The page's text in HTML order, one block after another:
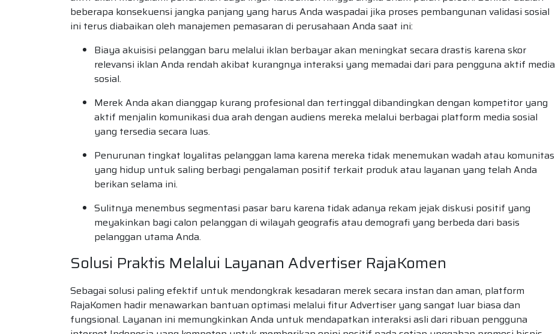
beberapa konsekuensi jangka panjang yang harus Anda waspadai jika proses pembangunan validasi sosial
ini terus diabaikan oleh manajemen pemasaran di perusahaan Anda saat ini:
Biaya akuisisi pelanggan baru melalui iklan berbayar akan meningkat secara drastis karena skor
relevansi iklan Anda rendah akibat kurangnya interaksi yang memadai dari para pengguna aktif media
sosial.
Merek Anda akan dianggap kurang profesional dan tertinggal dibandingkan dengan kompetitor yang
aktif menjalin komunikasi dua arah dengan audiens mereka melalui berbagai platform media sosial
yang tersedia secara luas.
Penurunan tingkat loyalitas pelanggan lama karena mereka tidak menemukan wadah atau komunitas
yang hidup untuk saling berbagi pengalaman positif terkait produk atau layanan yang telah Anda
berikan selama ini.
Sulitnya menembus segmentasi pasar baru karena tidak adanya rekam jejak diskusi positif yang
meyakinkan bagi calon pelanggan di wilayah geografis atau demografi yang berbeda dari basis
pelanggan utama Anda.
Solusi Praktis Melalui Layanan Advertiser RajaKomen
Sebagai solusi paling efektif untuk mendongkrak kesadaran merek secara instan dan aman, platform
RajaKomen hadir menawarkan bantuan optimasi melalui fitur Advertiser yang sangat luar biasa dan
fungsional. Layanan ini memungkinkan Anda untuk mendapatkan interaksi asli dari ribuan pengguna